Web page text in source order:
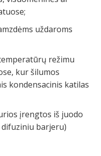
uždaroms
režimu
kur šilumos
kondensacinis katilas
įrengtos iš juodo
barjeru)